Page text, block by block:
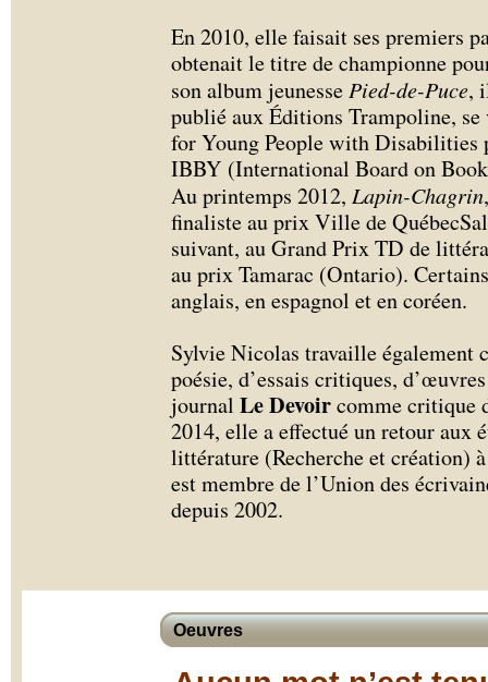
En 2010, elle faisait ses premiers
obtenait le titre de championne
son album jeunesse Pied-de-Puce,
publié aux Éditions Trampoline,
for Young People with Disabilities
IBBY (International Board on
Au printemps 2012, Lapin-Chagrin
finaliste au prix Ville de
suivant, au Grand Prix TD de
au prix Tamarac (Ontario).
anglais, en espagnol et en coréen.
Sylvie Nicolas travaille également
poésie, d’essais critiques,
journal Le Devoircomme critique
2014, elle a effectué un retour aux
littérature (Recherche et création)
est membre de l’Union des
depuis 2002.
Oeuvres